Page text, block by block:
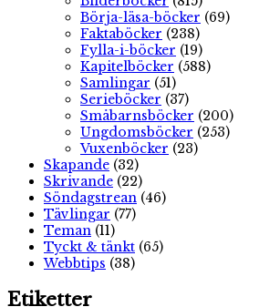
Börja-läsa-böcker (69)
Faktaböcker (238)
Fylla-i-böcker (19)
Kapitelböcker (588)
Samlingar (51)
Serieböcker (37)
Småbarnsböcker (200)
Ungdomsböcker (253)
Vuxenböcker (23)
Skapande (32)
Skrivande (22)
Söndagstrean (46)
Tävlingar (77)
Teman (11)
Tyckt & tänkt (65)
Webbtips (38)
Etiketter